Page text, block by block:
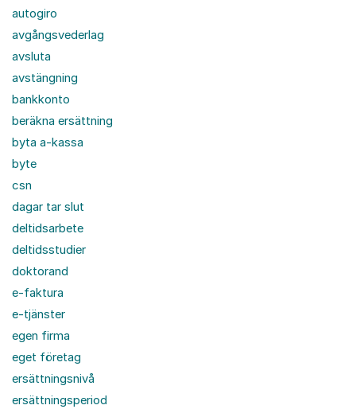
autogiro
avgångsvederlag
avsluta
avstängning
bankkonto
beräkna ersättning
byta a-kassa
byte
csn
dagar tar slut
deltidsarbete
deltidsstudier
doktorand
e-faktura
e-tjänster
egen firma
eget företag
ersättningsnivå
ersättningsperiod